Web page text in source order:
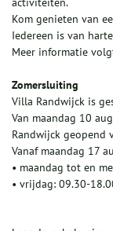
Kom genieten van
Iedereen is van
Meer informatie
Zomersluiting
Villa Randwijck is
Van maandag 10
Randwijck geopend
Vanaf maandag 17
• maandag tot en
• vrijdag: 09.30-